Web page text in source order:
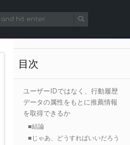
目次
ユーザーIDではなく、行動履歴
データの属性をもとに推薦情報
を取得できるか
■結論
■じゃあ、どうすればいいだろう